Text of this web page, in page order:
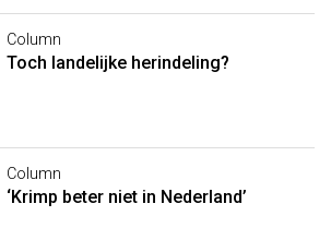
Column
Toch landelijke herindeling?
Column
‘Krimp beter niet in Nederland’